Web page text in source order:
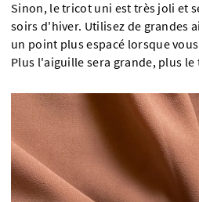
Sinon, le tricot uni est très joli et
soirs d'hiver. Utilisez de grandes
un point plus espacé lorsque
Plus l'aiguille sera grande, plus